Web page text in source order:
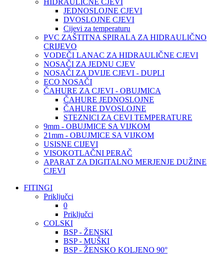
HIDRAULIČNE CJEVI
JEDNOSLOJNE CJEVI
DVOSLOJNE CJEVI
Cijevi za temperaturu
PVC ZAŠTITNA SPIRALA ZA HIDRAULIČNO
CRIJEVO
VODEČI LANAC ZA HIDRAULIČNE CJEVI
NOSAČI ZA JEDNU CJEV
NOSAČI ZA DVIJE CJEVI - DUPLI
ECO NOSAČI
ČAHURE ZA CJEVI - OBUJMICA
ČAHURE JEDNOSLOJNE
ČAHURE DVOSLOJNE
STEZNICI ZA CEVI TEMPERATURE
9mm - OBUJMICE SA VIJKOM
21mm - OBUJMICE SA VIJKOM
USISNE CIJEVI
VISOKOTLAČNI PERAČ
APARAT ZA DIGITALNO MERJENJE DUŽINE
CJEVI
FITINGI
Priključci
0
Priključci
COLSKI
BSP - ŽENSKI
BSP - MUŠKI
BSP - ŽENSKO KOLJENO 90°